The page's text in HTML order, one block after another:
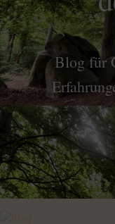
Blog für